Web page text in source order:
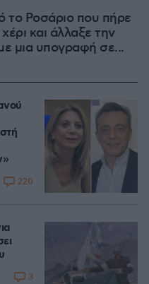
το Ροσάριο που πήρε
και άλλαξε την
μια υπογραφή σε...
220
3